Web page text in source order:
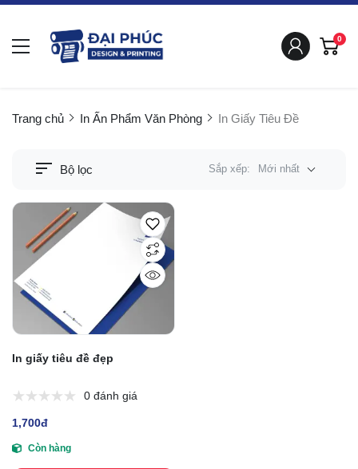
0
Trang chủ In Ấn Phẩm Văn Phòng In Giấy Tiêu Đề
Bộ lọc Sắp xếp: Mới nhất
In giấy tiêu đề đẹp
0 đánh giá
1,700đ
Còn hàng